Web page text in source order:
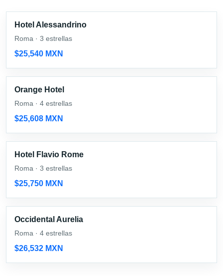
Hotel Alessandrino
Roma · 3 estrellas
$25,540 MXN
Orange Hotel
Roma · 4 estrellas
$25,608 MXN
Hotel Flavio Rome
Roma · 3 estrellas
$25,750 MXN
Occidental Aurelia
Roma · 4 estrellas
$26,532 MXN